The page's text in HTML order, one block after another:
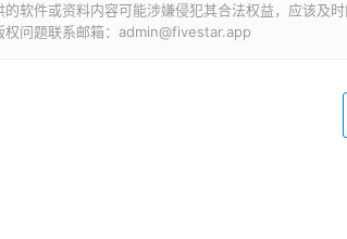
的软件或资料内容可能涉嫌侵犯其合法权益，应该及
权问题联系邮箱：admin@fivestar.app